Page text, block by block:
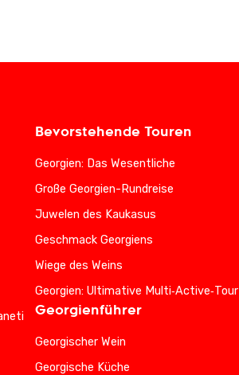
Bevorstehende Touren
Georgien: Das Wesentliche
Große Georgien-Rundreise
Juwelen des Kaukasus
Geschmack Georgiens
Wiege des Weins
Georgien: Ultimative Multi‑Active‑Tour
Georgienführer
Georgischer Wein
Georgische Küche